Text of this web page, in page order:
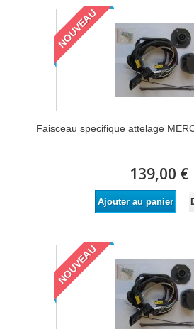
NOUVEAU
Faisceau specifique attelage
139,00 €
Ajouter au panier
NOUVEAU